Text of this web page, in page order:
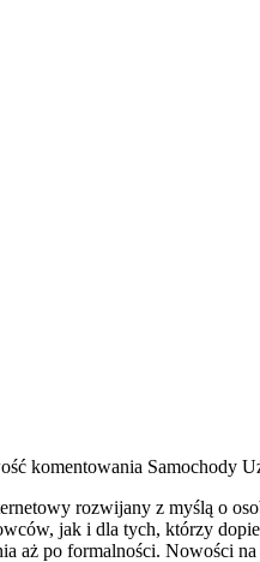
komentowania Samochody
rozwijany z myślą o
jak i dla tych, którzy
aż po formalności. Nowości